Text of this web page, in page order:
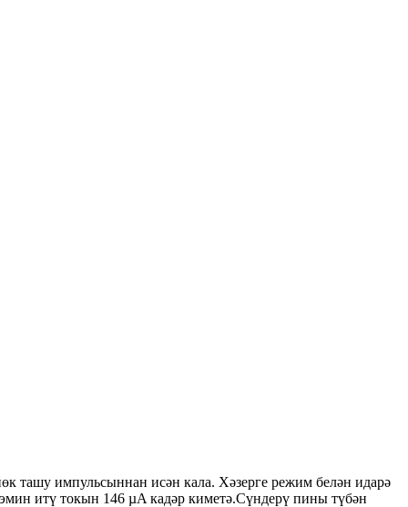
ташу импульсыннан исән кала. Хәзерге режим белән идарә
итү токын 146 µA кадәр киметә.Сүндерү пины түбән